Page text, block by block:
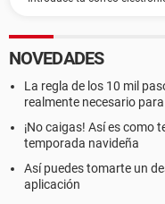
NOVEDADES
La regla de los 10 mil
realmente necesario
¡No caigas! Así es como
temporada navideña
Así puedes tomarte un
aplicación